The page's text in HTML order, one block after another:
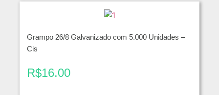
Grampo 26/8 Galvanizado com 5.000 Unidades –
Cis
R$16.00